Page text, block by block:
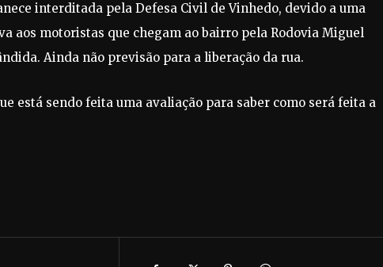
interditada pela Defesa Civil de Vinhedo, devido a uma
aos motoristas que chegam ao bairro pela Rodovia Miguel
Ainda não previsão para a liberação da rua.
está sendo feita uma avaliação para saber como será feita a